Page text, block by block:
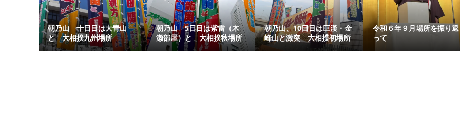
朝乃山 十日目は大青山
と 大相撲九州場所
朝乃山 5日目は紫雷（木
瀬部屋）と 大相撲秋場所
朝乃山、10日目は巨漢・金
峰山と激突 大相撲初場所
令和６年９月場所を振り返
って